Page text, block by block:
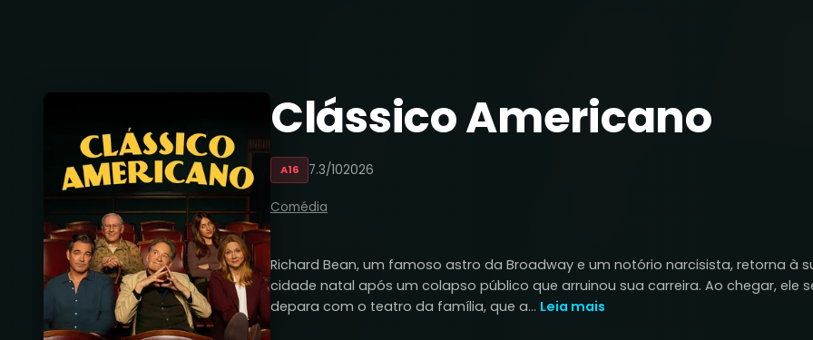
Clássico Americano
A16 7.3/102026
Comédia
Richard Bean, um famoso astro da Broadway e um notório narcisista, retorna à
cidade natal após um colapso público que arruinou sua carreira. Ao chegar, ele
depara com o teatro da família, que a... Leia mais